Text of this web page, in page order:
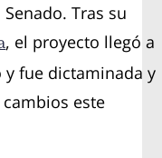
Tras su
, el proyecto llegó a
y fue dictaminada y
este